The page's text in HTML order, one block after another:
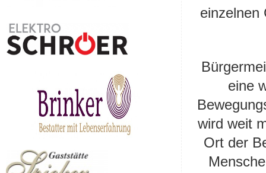
einzelnen
eine
wird weit
Ort der